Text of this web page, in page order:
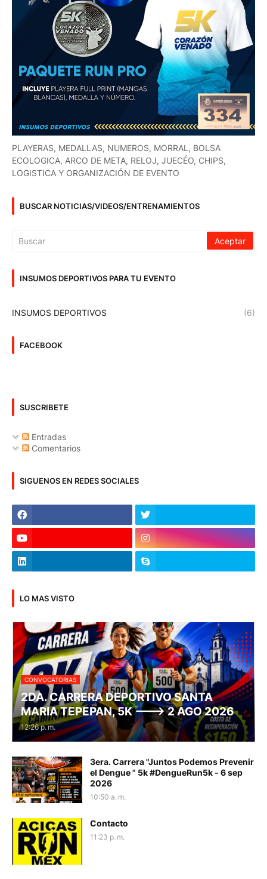
PLAYERAS, MEDALLAS, NUMEROS, MORRAL, BOLSA
ECOLOGICA, ARCO DE META, RELOJ, JUECÉO, CHIPS,
LOGISTICA Y ORGANIZACIÓN DE EVENTO
BUSCAR NOTICIAS/VIDEOS/ENTRENAMIENTOS
INSUMOS DEPORTIVOS PARA TU EVENTO
INSUMOS DEPORTIVOS (6)
FACEBOOK
SUSCRIBETE
Entradas
Comentarios
SIGUENOS EN REDES SOCIALES
LO MAS VISTO
CONVOCATORIAS
2DA. CARRERA DEPORTIVO SANTA
MARIA TEPEPAN, 5K ---> 2 AGO 2026
12:26 p. m.
3era. Carrera "Juntos Podemos Prevenir
el Dengue " 5k #DengueRun5k - 6 sep
2026
10:50 a. m.
Contacto
11:23 p. m.